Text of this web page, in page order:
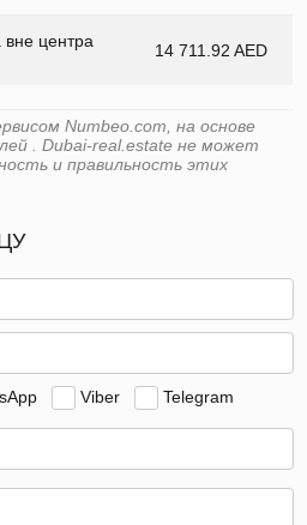
вне центра
14 711.92 AED
Numbeo.com, на основе
. Dubai-real.estate не может
и правильность этих
Viber Telegram